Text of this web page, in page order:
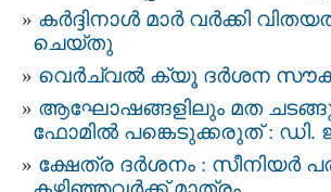
കര്‍ദ്ദിനാള്‍ മാര്‍ വര്‍ക്കി
ചെയ്തു
വെര്‍ച്വല്‍ ക്യൂ ദര്‍ശന
ആഘോഷങ്ങളിലും മത
ഫോമിൽ പങ്കെടുക്കരുത് : ഡി.
ക്ഷേത്ര ദർശനം : സീനിയർ